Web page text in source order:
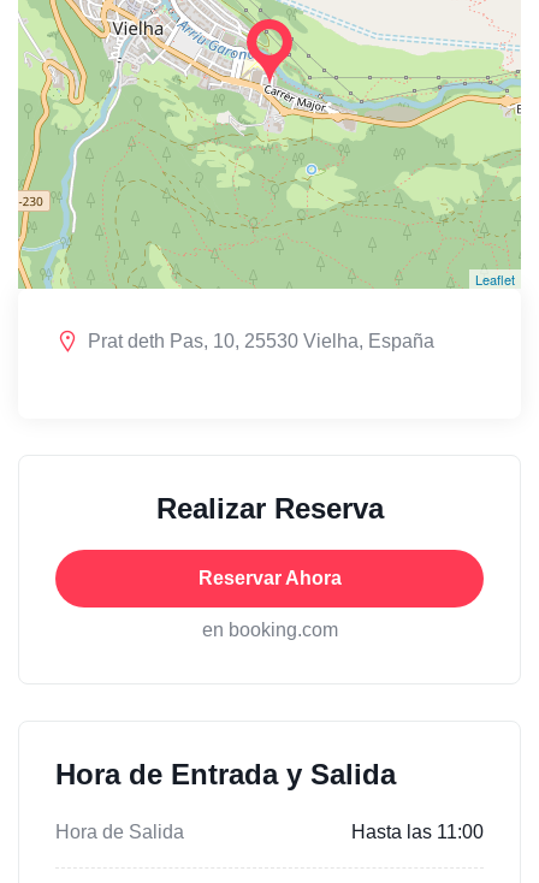
Leaflet
Prat deth Pas, 10, 25530 Vielha, España
Realizar Reserva
Reservar Ahora
en booking.com
Hora de Entrada y Salida
Hora de Salida Hasta las 11:00